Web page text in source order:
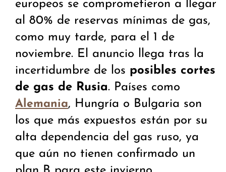
europeos se comprometieron a llegar
al 80% de reservas mínimas de gas,
como muy tarde, para el 1 de
noviembre. El anuncio llega tras la
incertidumbre de los posibles cortes
de gas de Rusia. Países como
Alemania, Hungría o Bulgaria son
los que más expuestos están por su
alta dependencia del gas ruso, ya
que aún no tienen confirmado un